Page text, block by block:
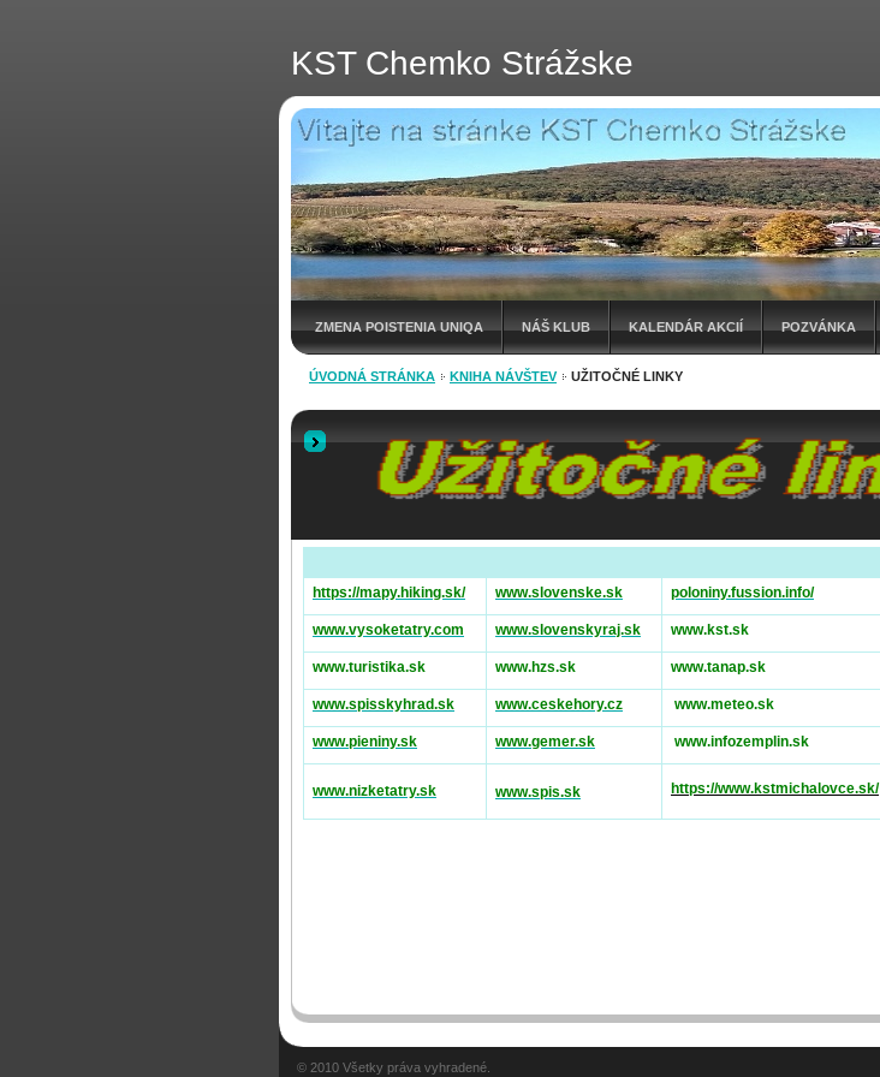
KST Chemko Strážske
ZMENA POISTENIA UNIQA NÁŠ KLUB KALENDÁR AKCIÍ POZVÁNKA
ÚVODNÁ STRÁNKA KNIHA NÁVŠTEV UŽITOČNÉ LINKY
https://mapy.hiking.sk/ www.slovenske.sk poloniny.fussion.info/
www.vysoketatry.com www.slovenskyraj.sk www.kst.sk
www.turistika.sk www.hzs.sk www.tanap.sk
www.spisskyhrad.sk www.ceskehory.cz www.meteo.sk
www.pieniny.sk www.gemer.sk www.infozemplin.sk
www.nizketatry.sk www.spis.sk https://www.kstmichalovce.sk/
© 2010 Všetky práva vyhradené.